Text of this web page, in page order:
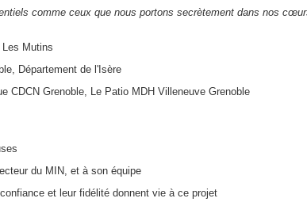
comme ceux que nous portons secrètement dans nos
Les Mutins
Département de l'Isère
CDCN Grenoble, Le Patio MDH Villeneuve Grenoble
du MIN, et à son équipe
et leur fidélité donnent vie à ce projet